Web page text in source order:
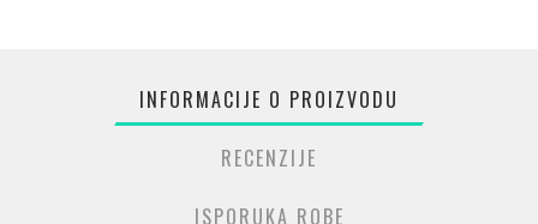
INFORMACIJE O PROIZVODU
RECENZIJE
ISPORUKA ROBE